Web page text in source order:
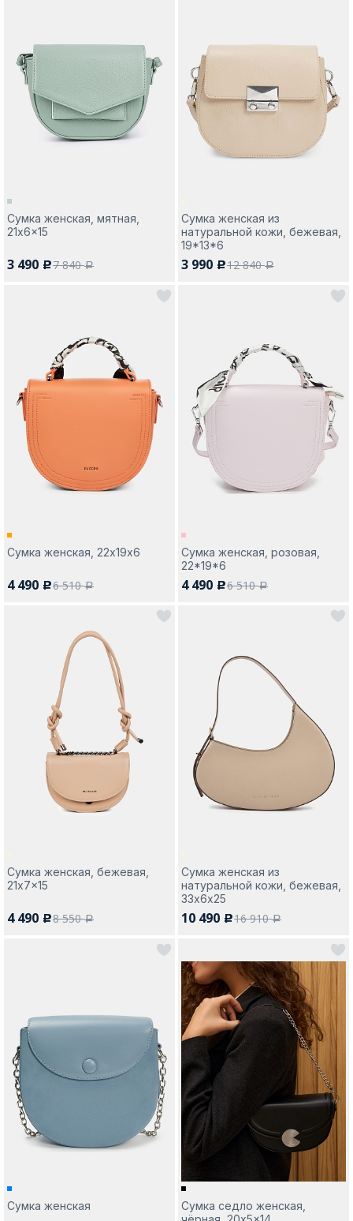
Сумка женская, мятная,
21x6x15
3 490 c7 840a
Сумка женская из
натуральной кожи, бежевая,
19*13*6
3 990 c12 840a
Сумка женская, 22х19х6
4 490 c6 510a
Сумка женская, розовая,
22*19*6
4 490 c6 510a
Сумка женская, бежевая,
21x7x15
4 490 c8 550a
Сумка женская из
натуральной кожи, бежевая,
33х6х25
10 490 c16 910a
Сумка женская
Сумка седло женская,